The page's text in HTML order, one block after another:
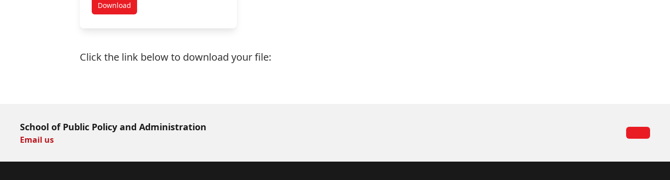
Download2.02 – Aperçu du secteur
Click the link below to download your file:
School of Public Policy and Administration
Email us